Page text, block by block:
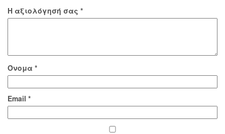
Η αξιολόγησή σας *
Όνομα *
Email *